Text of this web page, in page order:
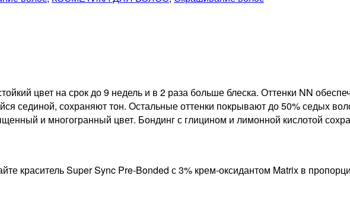
цвет на срок до 9 недель и в 2 раза больше блеска. Оттенки NN
сединой, сохраняют тон. Остальные оттенки покрывают до 50% седых
и многогранный цвет. Бондинг с глицином и лимонной кислотой
краситель Super Sync Pre-Bonded с 3% крем-оксидантом Matrix в